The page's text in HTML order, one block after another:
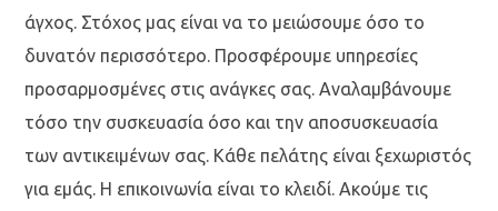
άγχος. Στόχος μας είναι να το μειώσουμε όσο το
δυνατόν περισσότερο. Προσφέρουμε υπηρεσίες
προσαρμοσμένες στις ανάγκες σας. Αναλαμβάνουμε
τόσο την συσκευασία όσο και την αποσυσκευασία
των αντικειμένων σας. Κάθε πελάτης είναι ξεχωριστός
για εμάς. Η επικοινωνία είναι το κλειδί. Ακούμε τις